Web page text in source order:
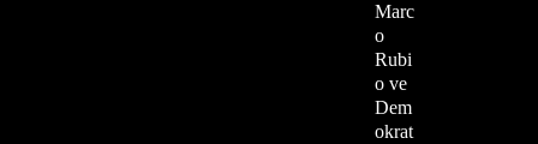
Marc
o
Rubi
o ve
Dem
okrat